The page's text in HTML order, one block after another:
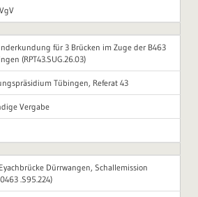
für 3 Brücken im Zuge der B463
(RPT43.SUG.26.03)
Tübingen, Referat 43
Vergabe
Dürrwangen, Schallemission
.S95.224)